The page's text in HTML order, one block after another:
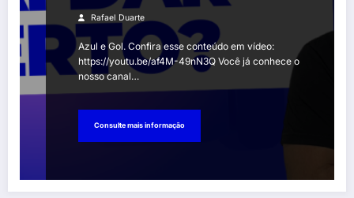
Rafael Duarte
Azul e Gol. Confira esse conteúdo em vídeo:
https://youtu.be/af4M-49nN3Q Você já conhece o
nosso canal…
Consulte mais informação